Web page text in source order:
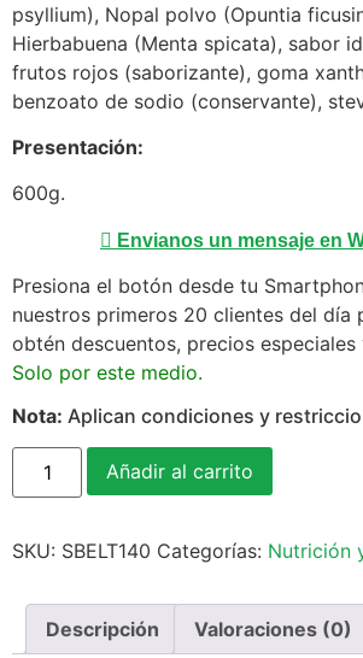
psyllium), Nopal polvo (Opuntia
Hierbabuena (Menta spicata), sabor
frutos rojos (saborizante), goma
benzoato de sodio (conservante),
Presentación:
600g.
Envianos un mensaje en
Presiona el botón desde tu
nuestros primeros 20 clientes del día
obtén descuentos, precios especiales
Solo por este medio.
Nota: Aplican condiciones y
Añadir al carrito
SKU: SBELT140 Categorías: Nutrición
Descripción Valoraciones (0)